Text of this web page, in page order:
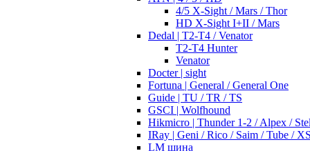
4/5 X-Sight / Mars / Thor
HD X-Sight I+II / Mars
Dedal | T2-T4 / Venator
T2-T4 Hunter
Venator
Docter | sight
Fortuna | General / General One
Guide | TU / TR / TS
GSCI | Wolfhound
Hikmicro | Thunder 1-2 / Alpex /
IRay | Geni / Rico / Saim / Tube /
LM шина